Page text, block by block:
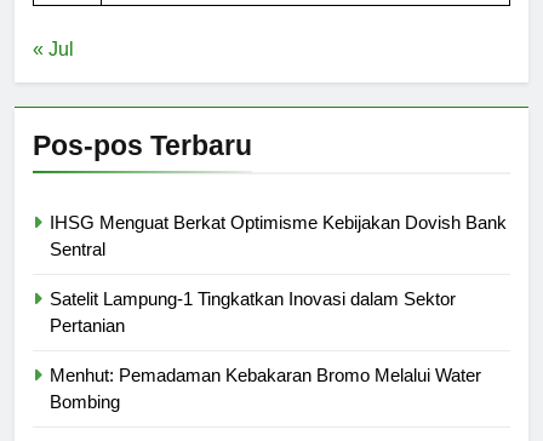
« Jul
Pos-pos Terbaru
IHSG Menguat Berkat Optimisme Kebijakan Dovish Bank
Sentral
Satelit Lampung-1 Tingkatkan Inovasi dalam Sektor
Pertanian
Menhut: Pemadaman Kebakaran Bromo Melalui Water
Bombing